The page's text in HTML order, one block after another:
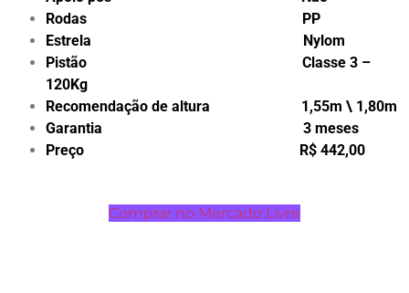
Rodas PP
Estrela Nylom
Pistão Classe 3 –
120Kg
Recomendação de altura 1,55m \ 1,80m
Garantia 3 meses
Preço R$ 442,00
Comprar no Mercado Livre